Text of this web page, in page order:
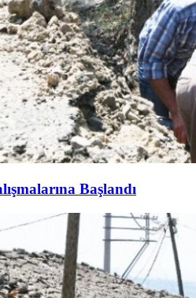
Başlandı